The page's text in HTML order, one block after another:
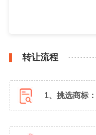
转让流程
1、挑选商标：